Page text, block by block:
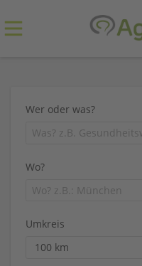
Wer oder was?
Wo?
Umkreis